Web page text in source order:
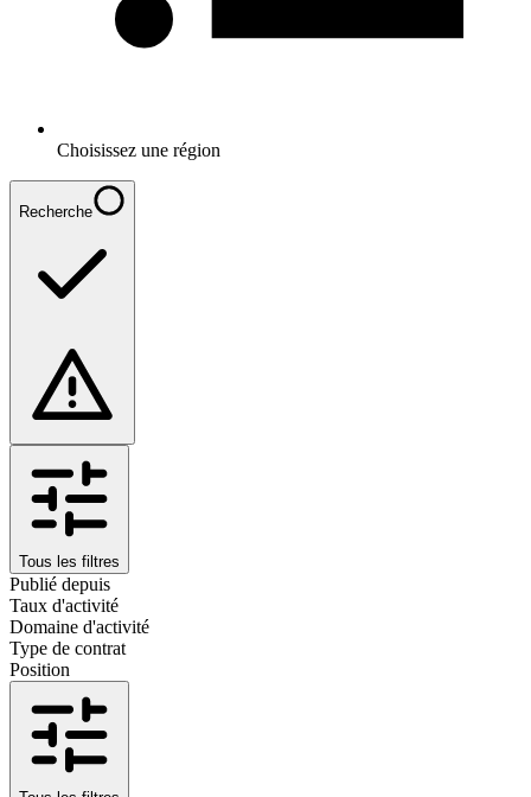
Choisissez une région
Recherche
Tous les filtres
Publié depuis
Taux d'activité
Domaine d'activité
Type de contrat
Position